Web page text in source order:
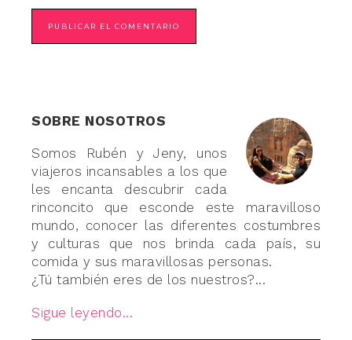
SOBRE NOSOTROS
Somos Rubén y Jeny, unos
viajeros incansables a los que
les encanta descubrir cada
rinconcito que esconde este maravilloso
mundo, conocer las diferentes costumbres
y culturas que nos brinda cada país, su
comida y sus maravillosas personas.
¿Tú también eres de los nuestros?...
Sigue leyendo...